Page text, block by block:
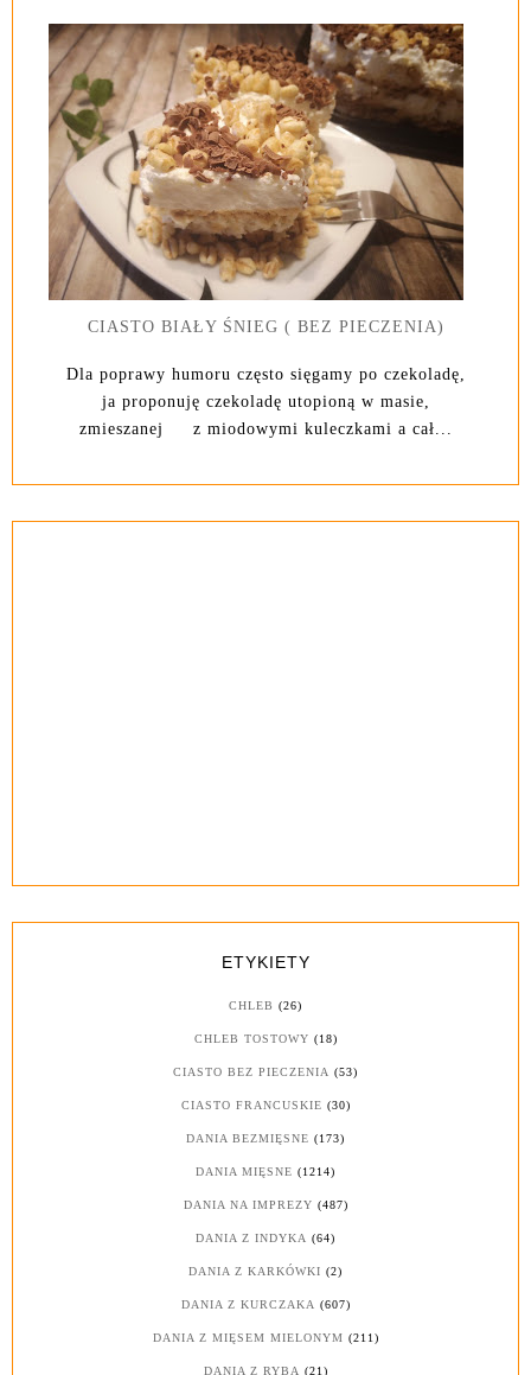
CIASTO BIAŁY ŚNIEG ( BEZ PIECZENIA)
Dla poprawy humoru często sięgamy po czekoladę,
ja proponuję czekoladę utopioną w masie,
zmieszanej z miodowymi kuleczkami a cał...
ETYKIETY
CHLEB (26)
CHLEB TOSTOWY (18)
CIASTO BEZ PIECZENIA (53)
CIASTO FRANCUSKIE (30)
DANIA BEZMIĘSNE (173)
DANIA MIĘSNE (1214)
DANIA NA IMPREZY (487)
DANIA Z INDYKA (64)
DANIA Z KARKÓWKI (2)
DANIA Z KURCZAKA (607)
DANIA Z MIĘSEM MIELONYM (211)
DANIA Z RYBĄ (21)